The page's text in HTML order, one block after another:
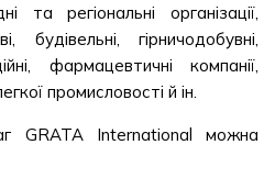
та регіональні організації,
гірничодобувні,
фармацевтичні компанії,
промисловості й ін.
GRATA International можна